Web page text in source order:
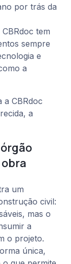
por trás da
tem
sempre
e
a
a CBRdoc
a
um
civil:
mas o
a
o projeto.
única,